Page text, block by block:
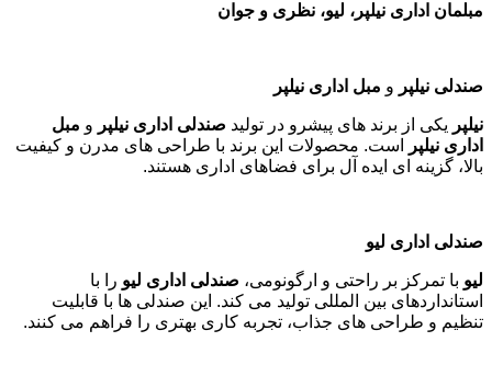
مبلمان اداری نیلپر، لیو، نظری و جوان
صندلی نیلپر و مبل اداری نیلپر
نیلپر یکی از برند های پیشرو در تولید صندلی اداری نیلپر و مبل
اداری نیلپر
است. محصولات این برند با طراحی های مدرن و کیفیت
بالا، گزینه ای ایده آل برای فضاهای اداری هستند.
صندلی اداری لیو
لیو با تمرکز بر راحتی و ارگونومی، صندلی اداری لیو را با
استانداردهای بین المللی تولید می کند. این صندلی ها با قابلیت
تنظیم و طراحی های جذاب، تجربه کاری بهتری را فراهم می کنند.